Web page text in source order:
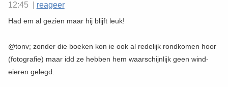
12:45 | reageer
Had em al gezien maar hij blijft leuk!
@tonv; zonder die boeken kon ie ook al redelijk rondkomen hoor
(fotografie) maar idd ze hebben hem waarschijnlijk geen wind-
eieren gelegd.